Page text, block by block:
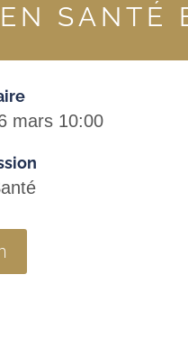
SANTÉ
mars 10:00